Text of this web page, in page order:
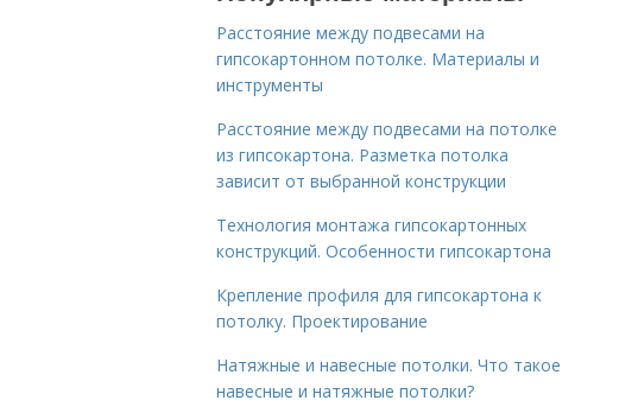
Расстояние между подвесами на
гипсокартонном потолке. Материалы и
инструменты
Расстояние между подвесами на потолке
из гипсокартона. Разметка потолка
зависит от выбранной конструкции
Технология монтажа гипсокартонных
конструкций. Особенности гипсокартона
Крепление профиля для гипсокартона к
потолку. Проектирование
Натяжные и навесные потолки. Что такое
навесные и натяжные потолки?